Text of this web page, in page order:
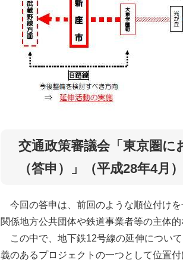
交通政策審議会「東京圏
（答申）」（平成28年4月）
今回の答申は、前回のような順位付けを
関係地方公共団体や鉄道事業者等の主体
この中で、地下鉄12号線の延伸につい
義のあるプロジェクトの一つとして位置